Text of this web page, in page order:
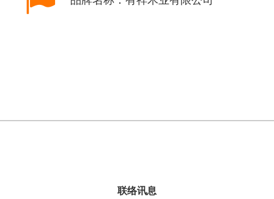
联络讯息